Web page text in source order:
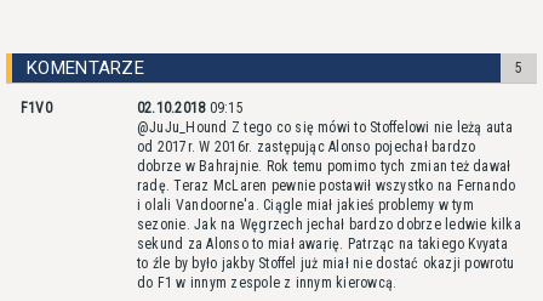
KOMENTARZE 5
F1V0 02.10.2018 09:15
@JuJu_Hound Z tego co się mówi to Stoffelowi nie leżą auta
od 2017r. W 2016r. zastępując Alonso pojechał bardzo
dobrze w Bahrajnie. Rok temu pomimo tych zmian też dawał
radę. Teraz McLaren pewnie postawił wszystko na Fernando
i olali Vandoorne'a. Ciągle miał jakieś problemy w tym
sezonie. Jak na Węgrzech jechał bardzo dobrze ledwie kilka
sekund za Alonso to miał awarię. Patrząc na takiego Kvyata
to źle by było jakby Stoffel już miał nie dostać okazji powrotu
do F1 w innym zespole z innym kierowcą.